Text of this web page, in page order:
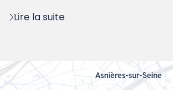
Lire la suite